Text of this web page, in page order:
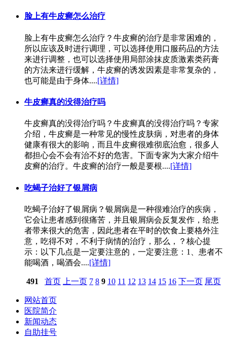
脸上有牛皮癣怎么治疗
脸上有牛皮癣怎么治疗？牛皮癣的治疗是非常困难的，
所以应该及时进行调理，可以选择使用口服药品的方法
来进行调整，也可以选择使用局部涂抹皮质激素类药膏
的方法来进行缓解，牛皮癣的诱发因素是非常复杂的，
也可能是由于身体....[详情]
牛皮癣真的没得治疗吗
牛皮癣真的没得治疗吗？牛皮癣真的没得治疗吗？专家
介绍，牛皮癣是一种常见的慢性皮肤病，对患者的身体
健康有很大的影响，而且牛皮癣很难彻底治愈，很多人
都担心会不会有治不好的危害。下面专家为大家介绍牛
皮癣的治疗。牛皮癣的治疗一般是要根....[详情]
吃蝎子治好了银屑病
吃蝎子治好了银屑病？银屑病是一种很难治疗的疾病，
它会让患者感到很痛苦，并且银屑病会反复发作，给患
者带来很大的危害，因此患者在平时的饮食上要格外注
意，吃得不对，不利于病情的治疗，那么，？核心提
示：以下几点是一定要注意的，一定要注意：1、患者不
能喝酒，喝酒会....[详情]
491 首页 上一页 7 8 9 10 11 12 13 14 15 16 下一页 尾页
网站首页
医院简介
新闻动态
自助挂号